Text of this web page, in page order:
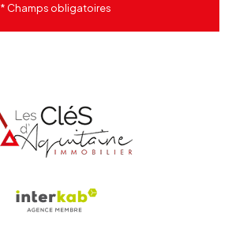
* Champs obligatoires